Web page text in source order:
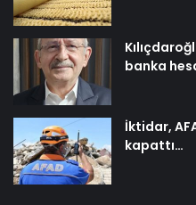
banka
İktidar,
kapattı…